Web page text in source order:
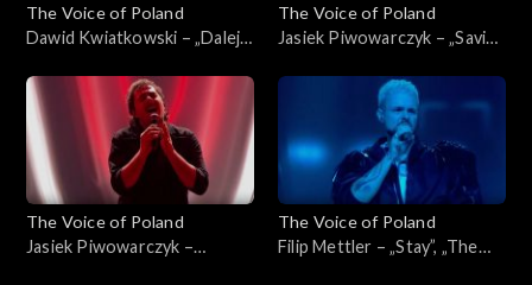
The Voice of Poland
Dawid Kwiatkowski – „Dalej,
Live 3, 22 listopada 2025
The Voice of Poland
Jasiek Piwowarczyk – „Saving
Voice of Poland”, Live 3, 22
listopada 2025
The Voice of Poland
Jasiek Piwowarczyk –
The Voice of Poland
Filip Mettler – „Stay”, „The